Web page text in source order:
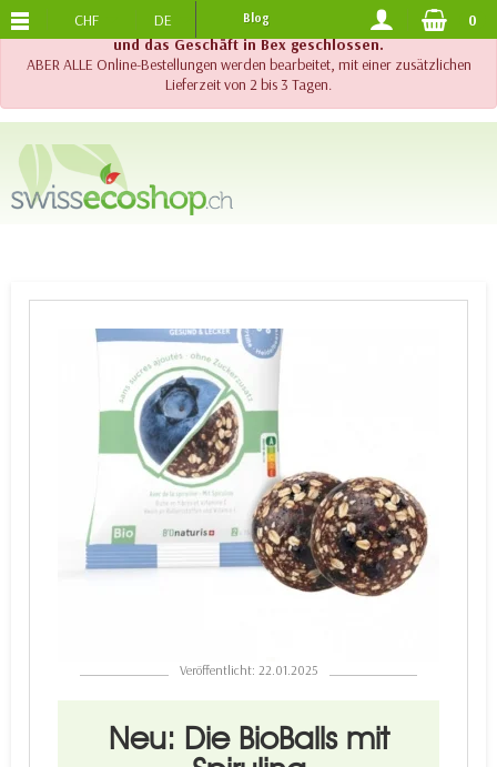
!! Wichtig !! Bis am 20. August 2026 sind der Telefonsupport
und das Geschäft in Bex geschlossen.
ABER ALLE Online-Bestellungen werden bearbeitet, mit einer zusätzlichen
Lieferzeit von 2 bis 3 Tagen.
KOSTENLOSER VERSAND AB 120.-
CHF DE Blog 0
Veröffentlicht: 22.01.2025
Neu: Die BioBalls mit